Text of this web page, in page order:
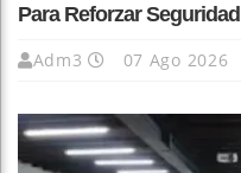
Para Reforzar
Adm3 07 Ago 2026